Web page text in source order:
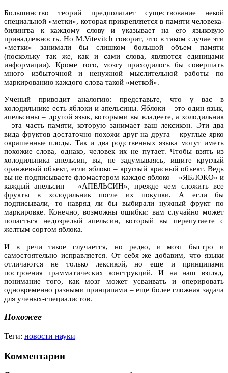
Большинство теорий предполагает существование некой
специальной «метки», которая прикрепляется в памяти человека-
билингва к каждому слову и указывает на его языковую
принадлежность. Но M.Vitevitch говорит, что в таком случае эти
«метки» занимали бы слишком большой объем памяти
(поскольку так же, как и сами слова, являются единицами
информации). Кроме того, мозгу приходилось бы совершать
много избыточной и ненужной мыслительной работы по
маркированию каждого слова такой «меткой».
Ученый приводит аналогию: представьте, что у вас в
холодильнике есть яблоки и апельсины. Яблоки – это один язык,
апельсины – другой язык, которыми вы владеете, а холодильник
– эта часть памяти, которую занимает ваш лексикон. Эти два
вида фруктов достаточно похожи друг на друга – круглые ярко
окрашенные плоды. Так и два родственных языка могут иметь
похожие слова, однако, человек их не путает. Чтобы взять из
холодильника апельсин, вы, не задумываясь, ищите круглый
оранжевый объект, если яблоко – круглый красный объект. Ведь
вы не подписываете фломастером каждое яблоко – «ЯБЛОКО» и
каждый апельсин – «АПЕЛЬСИН», прежде чем сложить все
фрукты в холодильник после их покупки. А если бы
подписывали, то навряд ли бы выбирали нужный фрукт по
маркировке. Конечно, возможны ошибки: вам случайно может
попасться недозрелый апельсин, который вы перепутаете с
желтым сортом яблока.
И в речи такое случается, но редко, и мозг быстро и
самостоятельно исправляется. От себя же добавим, что языки
отличаются не только лексикой, но еще и принципами
построения грамматических конструкций. И на наш взгляд,
понимание того, как мозг может усваивать и оперировать
одновременно разными принципами – еще более сложная задача
для ученых-специалистов.
Похожее
Теги: новости науки
Комментарии